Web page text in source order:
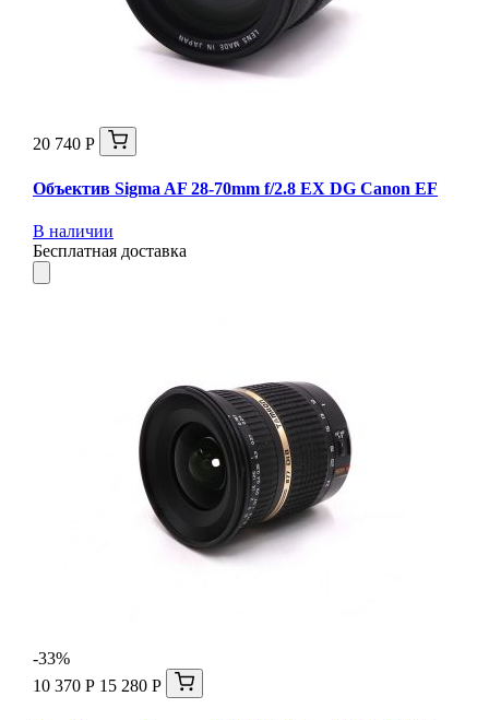
20 740 Р
Объектив Sigma AF 28-70mm f/2.8 EX DG Canon EF
В наличии
Бесплатная доставка
-33%
10 370 Р 15 280 Р